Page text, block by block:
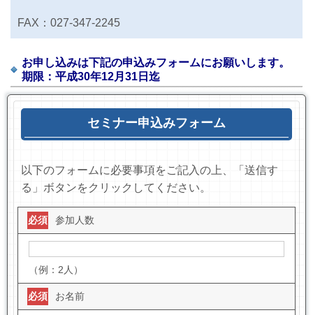
FAX：027-347-2245
お申し込みは下記の申込みフォームにお願いします。
期限：平成30年12月31日迄
セミナー申込みフォーム
以下のフォームに必要事項をご記入の上、「送信す
る」ボタンをクリックしてください。
参加人数
必須
（例：2人）
お名前
必須